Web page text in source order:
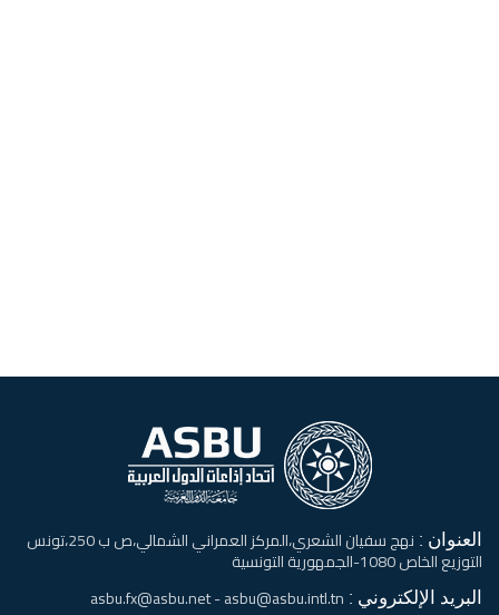
العنوان : نهج سفيان الشعري،المركز العمراني الشمالي،ص ب 250،تونس
التوزيع الخاص 1080-الجمهورية التونسية
البريد الإلكتروني : asbu.fx@asbu.net - asbu@asbu.intl.tn